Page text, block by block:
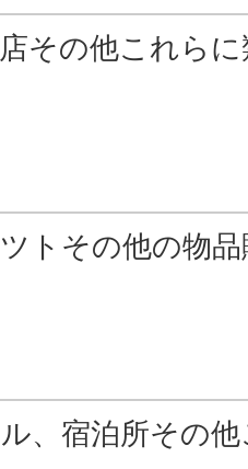
その他これら
トその他の物
、宿泊所その